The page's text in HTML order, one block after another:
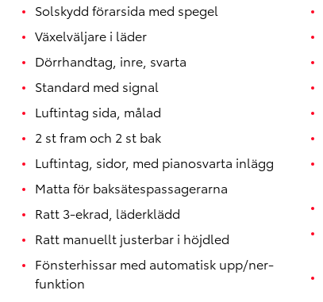
Solskydd förarsida med spegel
Växelväljare i läder
Dörrhandtag, inre, svarta
Standard med signal
Luftintag sida, målad
2 st fram och 2 st bak
Luftintag, sidor, med pianosvarta inlägg
Matta för baksätespassagerarna
Ratt 3-ekrad, läderklädd
Ratt manuellt justerbar i höjdled
Fönsterhissar med automatisk upp/ner-
funktion